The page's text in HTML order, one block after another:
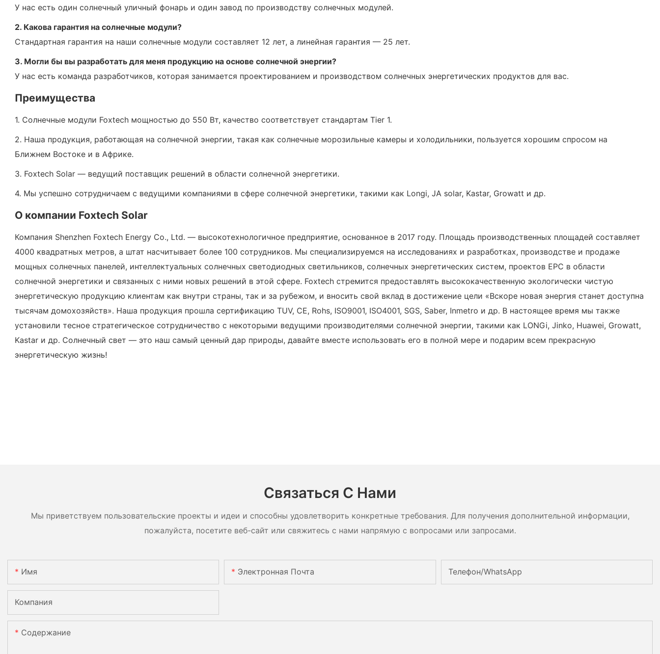
У нас есть один солнечный уличный фонарь и один завод по производству солнечных модулей.
2. Какова гарантия на солнечные модули?
Стандартная гарантия на наши солнечные модули составляет 12 лет, а линейная гарантия — 25 лет.
3. Могли бы вы разработать для меня продукцию на основе солнечной энергии?
У нас есть команда разработчиков, которая занимается проектированием и производством солнечных энергетических продуктов для вас.
Преимущества
1. Солнечные модули Foxtech мощностью до 550 Вт, качество соответствует стандартам Tier 1.
2. Наша продукция, работающая на солнечной энергии, такая как солнечные морозильные камеры и холодильники, пользуется хорошим спросом на
Ближнем Востоке и в Африке.
3. Foxtech Solar — ведущий поставщик решений в области солнечной энергетики.
4. Мы успешно сотрудничаем с ведущими компаниями в сфере солнечной энергетики, такими как Longi, JA solar, Kastar, Growatt и др.
О компании Foxtech Solar
Компания Shenzhen Foxtech Energy Co., Ltd. — высокотехнологичное предприятие, основанное в 2017 году. Площадь производственных площадей составляет
4000 квадратных метров, а штат насчитывает более 100 сотрудников. Мы специализируемся на исследованиях и разработках, производстве и продаже
мощных солнечных панелей, интеллектуальных солнечных светодиодных светильников, солнечных энергетических систем, проектов EPC в области
солнечной энергетики и связанных с ними новых решений в этой сфере. Foxtech стремится предоставлять высококачественную экологически чистую
энергетическую продукцию клиентам как внутри страны, так и за рубежом, и вносить свой вклад в достижение цели «Вскоре новая энергия станет доступна
тысячам домохозяйств». Наша продукция прошла сертификацию TUV, CE, Rohs, ISO9001, ISO4001, SGS, Saber, Inmetro и др. В настоящее время мы также
установили тесное стратегическое сотрудничество с некоторыми ведущими производителями солнечной энергии, такими как LONGi, Jinko, Huawei, Growatt,
Kastar и др. Солнечный свет — это наш самый ценный дар природы, давайте вместе использовать его в полной мере и подарим всем прекрасную
энергетическую жизнь!
Связаться С Нами
Мы приветствуем пользовательские проекты и идеи и способны удовлетворить конкретные требования. Для получения дополнительной информации,
пожалуйста, посетите веб-сайт или свяжитесь с нами напрямую с вопросами или запросами.
Имя Электронная Почта Телефон/WhatsApp
Компания
Содержание